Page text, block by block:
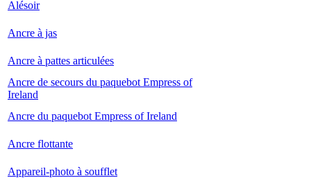
Alésoir
Ancre à jas
Ancre à pattes articulées
Ancre de secours du paquebot Empress of
Ireland
Ancre du paquebot Empress of Ireland
Ancre flottante
Appareil-photo à soufflet